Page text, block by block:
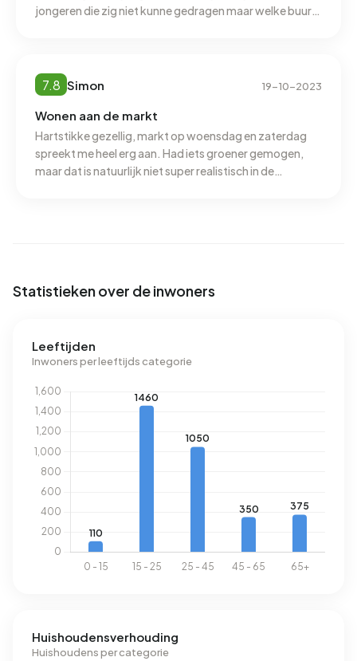
van 1.280 m³.
jongeren die zig niet kunne gedragen maar welke buurt
7.8 Simon 19-10-2023
Wonen aan de markt
Hartstikke gezellig, markt op woensdag en zaterdag
spreekt me heel erg aan. Had iets groener gemogen,
maar dat is natuurlijk niet super realistisch in de
Statistieken over de inwoners
Leeftijden
Inwoners per leeftijds categorie
Huishoudensverhouding
Huishoudens per categorie